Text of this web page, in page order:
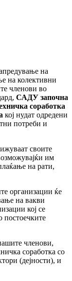
на
на колективни
членови во
САДУ започна
соработка
кој нудат одредени
потреби и
своите
им
на рати,
организации ќе
на вакви
кој се
постоечките
членови,
соработка со
(дејности), и